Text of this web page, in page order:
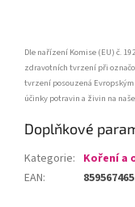
Dle nařízení Komise (EU) č.
zdravotních tvrzení při
tvrzení posouzená
účinky potravin a živin na
Doplňkové
Kategorie: Koření a
EAN: